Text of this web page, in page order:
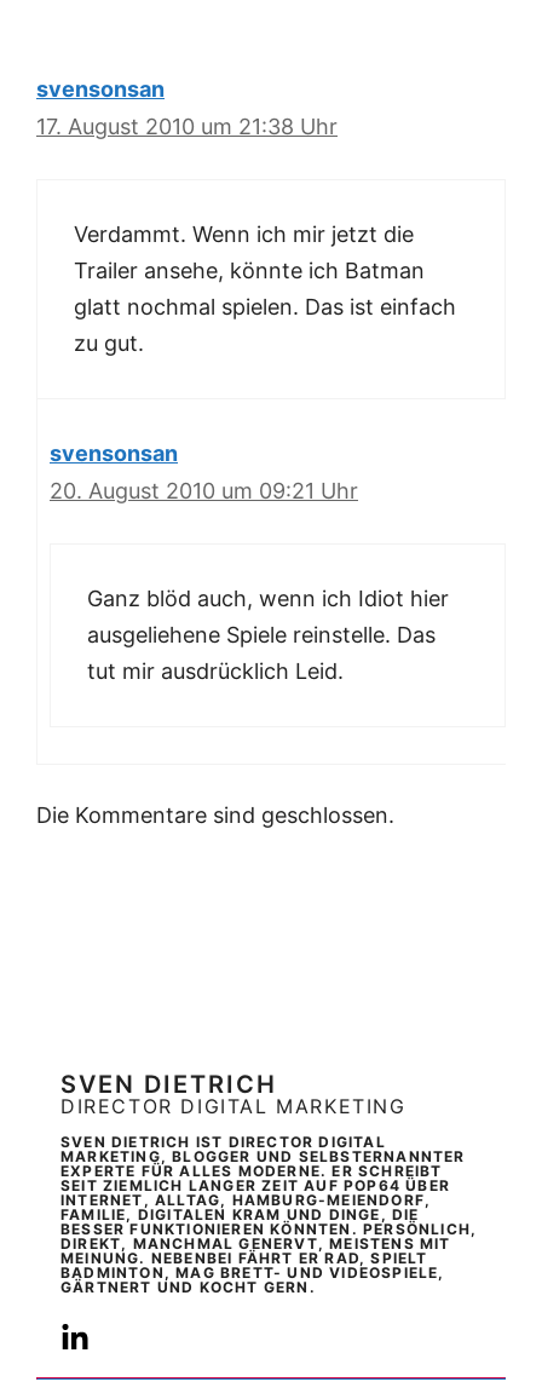
svensonsan
17. August 2010 um 21:38 Uhr
Verdammt. Wenn ich mir jetzt die
Trailer ansehe, könnte ich Batman
glatt nochmal spielen. Das ist einfach
zu gut.
svensonsan
20. August 2010 um 09:21 Uhr
Ganz blöd auch, wenn ich Idiot hier
ausgeliehene Spiele reinstelle. Das
tut mir ausdrücklich Leid.
Die Kommentare sind geschlossen.
SVEN DIETRICH
DIRECTOR DIGITAL MARKETING
SVEN DIETRICH IST DIRECTOR DIGITAL
MARKETING, BLOGGER UND SELBSTERNANNTER
EXPERTE FÜR ALLES MODERNE. ER SCHREIBT
SEIT ZIEMLICH LANGER ZEIT AUF POP64 ÜBER
INTERNET, ALLTAG, HAMBURG-MEIENDORF,
FAMILIE, DIGITALEN KRAM UND DINGE, DIE
BESSER FUNKTIONIEREN KÖNNTEN. PERSÖNLICH,
DIREKT, MANCHMAL GENERVT, MEISTENS MIT
MEINUNG. NEBENBEI FÄHRT ER RAD, SPIELT
BADMINTON, MAG BRETT- UND VIDEOSPIELE,
GÄRTNERT UND KOCHT GERN.